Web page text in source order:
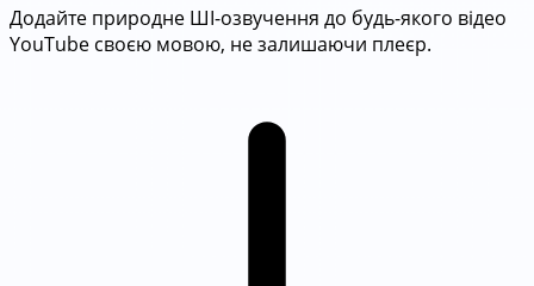
Додайте природне ШІ-озвучення до будь-якого відео
YouTube своєю мовою, не залишаючи плеєр.